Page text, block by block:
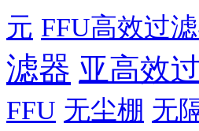
元 FFU高效过
滤器 亚高效
FFU 无尘棚 无